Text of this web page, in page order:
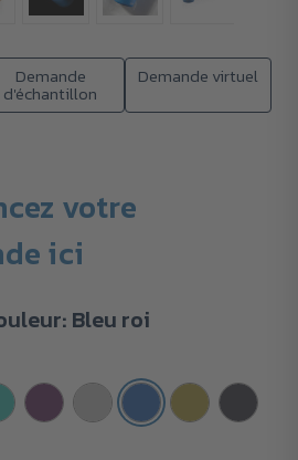
Demande
d'échantillon
Demande virtuel
votre
ici
Bleu roi